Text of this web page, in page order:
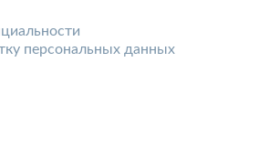
персональных данных